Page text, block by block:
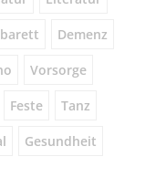
Demenz
Vorsorge
Feste Tanz
Gesundheit